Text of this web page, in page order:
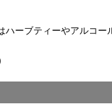
ーブティーやアルコ